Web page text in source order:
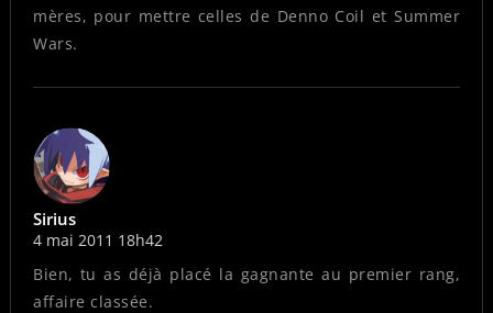
mères, pour mettre celles de Denno Coil et Summer
Wars.
Sirius
4 mai 2011 18h42
Bien, tu as déjà placé la gagnante au premier rang,
affaire classée.